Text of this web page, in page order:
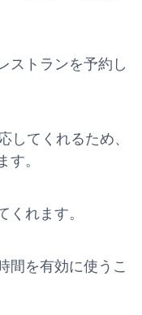
ストランを予約し
してくれるため、
す。
くれます。
間を有効に使うこ